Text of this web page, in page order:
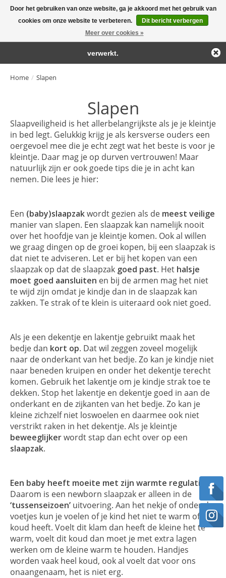
Large selection of products and fast shipping!
Home / Slapen
Slapen
Slaapveiligheid is het allerbelangrijkste als je je kleintje
in bed legt. Gelukkig krijg je als kersverse ouders een
oergevoel mee die je echt zegt wat het beste is voor je
kleintje. Daar mag je op durven vertrouwen! Maar
natuurlijk zijn er ook goede tips die je in acht kan
nemen. Die lees je hier:
Een (baby)slaapzakwordt gezien als de meest veilige
manier van slapen. Een slaapzak kan namelijk nooit
over het hoofdje van je kleintje komen. Ook al willen
we graag dingen op de groei kopen, bij een slaapzak is
dat niet te adviseren. Let er bij het kopen van een
slaapzak op dat de slaapzak goed past. Het halsje
moet goed aansluiten en bij de armen mag het niet
te wijd zijn omdat je kindje dan in de slaapzak kan
zakken. Te strak of te klein is uiteraard ook niet goed.
Als je een dekentje en lakentje gebruikt maak het
bedje dan kort op. Dat wil zeggen zoveel mogelijk
naar de onderkant van het bedje. Zo kan je kindje niet
naar beneden kruipen en onder het dekentje terecht
komen. Gebruik het lakentje om je kindje strak toe te
dekken. Stop het lakentje en dekentje goed in aan de
onderkant en de zijkanten van het bedje. Zo kan je
kleine zichzelf niet loswoelen en daarmee ook niet
verstrikt raken in het dekentje. Als je kleintje
beweeglijkerwordt stap dan echt over op een
slaapzak.
Een baby heeft moeite met zijn warmte regulatie
Daarom is een newborn slaapzak er alleen in de
‘tussenseizoen’ uitvoering. Aan het nekje of onder de
voetjes kun je voelen of je kind het niet te warm of te
koud heeft. Voelt dit klam dan heeft de kleine het te
warm, voelt dit koud dan moet je met extra lagen
werken om de kleine warm te houden. Handjes
worden vaak heel koud, ook al voelt dat voor ons
onaangenaam, het is niet erg.
Door het gebruiken van onze website, ga je akkoord met het gebruik van
cookies om onze website te verbeteren.
Dit bericht verbergen
Meer over cookies »
← Keer terug naar de backofficeDeze winkel is in aanbouw.
Eventueel geplaatste orders zullen niet worden gehonoreerd of
verwerkt.